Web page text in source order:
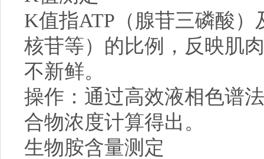
K值指ATP（腺苷三磷酸
核苷等）的比例，反映肌
不新鲜。
操作：通过高效液相色谱
合物浓度计算得出。
生物胺含量测定